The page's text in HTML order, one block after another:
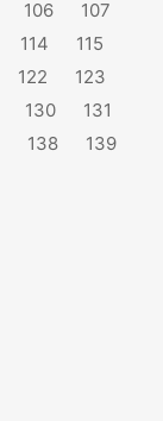
106
107
114
115
122
123
130
131
138
139